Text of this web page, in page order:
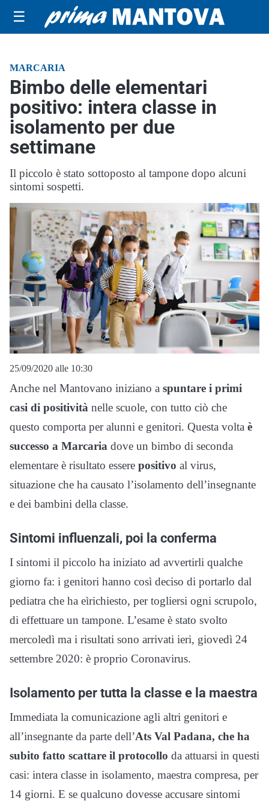
☰
MARCARIA
Bimbo delle elementari
positivo: intera classe in
isolamento per due
settimane
Il piccolo è stato sottoposto al tampone dopo alcuni
sintomi sospetti.
25/09/2020 alle 10:30
Anche nel Mantovano iniziano a spuntare i primi
casi di positività nelle scuole, con tutto ciò che
questo comporta per alunni e genitori. Questa volta è
successo a Marcaria dove un bimbo di seconda
elementare è risultato essere positivo al virus,
situazione che ha causato l’isolamento dell’insegnante
e dei bambini della classe.
Sintomi influenzali, poi la conferma
I sintomi il piccolo ha iniziato ad avvertirli qualche
giorno fa: i genitori hanno così deciso di portarlo dal
pediatra che ha eìrichiesto, per togliersi ogni scrupolo,
di effettuare un tampone. L’esame è stato svolto
mercoledì ma i risultati sono arrivati ieri, giovedì 24
settembre 2020: è proprio Coronavirus.
Isolamento per tutta la classe e la maestra
Immediata la comunicazione agli altri genitori e
all’insegnante da parte dell’Ats Val Padana, che ha
subito fatto scattare il protocollo da attuarsi in questi
casi: intera classe in isolamento, maestra compresa, per
14 giorni. E se qualcuno dovesse accusare sintomi